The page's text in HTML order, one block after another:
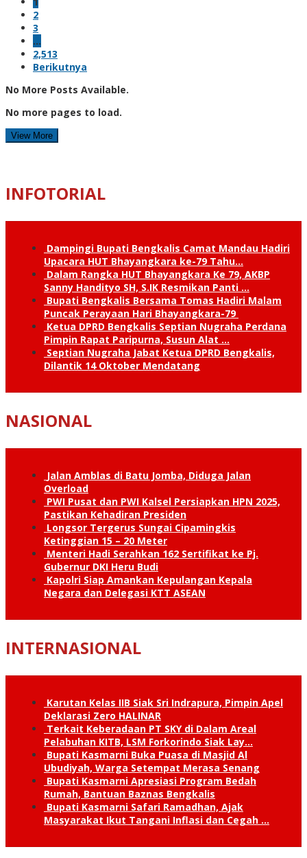
2
3
…
2,513
Berikutnya
No More Posts Available.
No more pages to load.
View More
INFOTORIAL
Dampingi Bupati Bengkalis Camat Mandau Hadiri
Upacara HUT Bhayangkara ke-79 Tahu…
Dalam Rangka HUT Bhayangkara Ke 79, AKBP
Sanny Handityo SH, S.IK Resmikan Panti …
Bupati Bengkalis Bersama Tomas Hadiri Malam
Puncak Perayaan Hari Bhayangkara-79
Ketua DPRD Bengkalis Septian Nugraha Perdana
Pimpin Rapat Paripurna, Susun Alat …
Septian Nugraha Jabat Ketua DPRD Bengkalis,
Dilantik 14 Oktober Mendatang
NASIONAL
Jalan Amblas di Batu Jomba, Diduga Jalan
Overload
PWI Pusat dan PWI Kalsel Persiapkan HPN 2025,
Pastikan Kehadiran Presiden
Longsor Tergerus Sungai Cipamingkis
Ketinggian 15 – 20 Meter
Menteri Hadi Serahkan 162 Sertifikat ke Pj.
Gubernur DKI Heru Budi
Kapolri Siap Amankan Kepulangan Kepala
Negara dan Delegasi KTT ASEAN
INTERNASIONAL
Karutan Kelas IIB Siak Sri Indrapura, Pimpin Apel
Deklarasi Zero HALINAR
Terkait Keberadaan PT SKY di Dalam Areal
Pelabuhan KITB, LSM Forkorindo Siak Lay…
Bupati Kasmarni Buka Puasa di Masjid Al
Ubudiyah, Warga Setempat Merasa Senang
Bupati Kasmarni Apresiasi Program Bedah
Rumah, Bantuan Baznas Bengkalis
Bupati Kasmarni Safari Ramadhan, Ajak
Masyarakat Ikut Tangani Inflasi dan Cegah …